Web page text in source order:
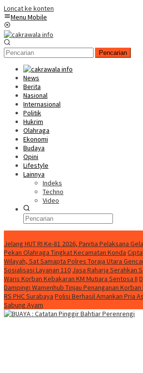
Loncat ke konten
Menu Mobile
Pencarian
News
Berita
Nasional
Internasional
Politik
Hukrim
Olahraga
Ekonomi
Budaya
Opini
Lifestyle
Lainnya
Indeks
Techno
Video
Jelang HUT RI Ke-81 2026, Panitia Pelaksana
Pekan Olahraga Tingkat Kecamatan Konda
Wilayah, Sat Samapta Polres Toraja Utara
Sosialisasi Layanan 110 Jasa Raharja Serahkan
Waris Korban Kebakaran KM Mutiara Sentosa II
Dampingi Wamenhub Tinjau Penanganan
RS PHC Surabaya Polisi Berhasil Amankan Pria
Sabung Ayam